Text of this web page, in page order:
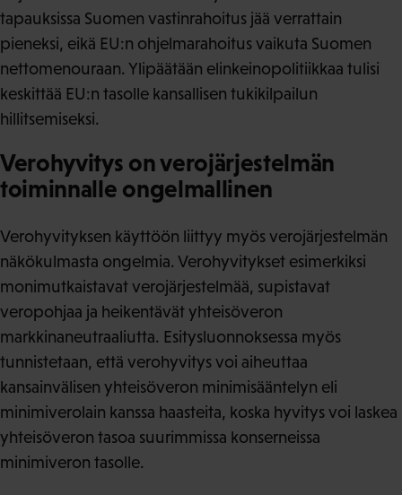
tapauksissa Suomen vastinrahoitus jää verrattain
pieneksi, eikä EU:n ohjelmarahoitus vaikuta Suomen
nettomenouraan. Ylipäätään elinkeinopolitiikkaa tulisi
keskittää EU:n tasolle kansallisen tukikilpailun
hillitsemiseksi.
Verohyvitys on verojärjestelmän
toiminnalle ongelmallinen
Verohyvityksen käyttöön liittyy myös verojärjestelmän
näkökulmasta ongelmia. Verohyvitykset esimerkiksi
monimutkaistavat verojärjestelmää, supistavat
veropohjaa ja heikentävät yhteisöveron
markkinaneutraaliutta. Esitysluonnoksessa myös
tunnistetaan, että verohyvitys voi aiheuttaa
kansainvälisen yhteisöveron minimisääntelyn eli
minimiverolain kanssa haasteita, koska hyvitys voi laskea
yhteisöveron tasoa suurimmissa konserneissa
minimiveron tasolle.